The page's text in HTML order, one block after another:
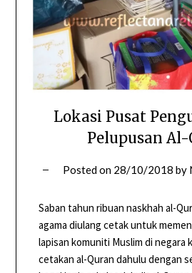
Lokasi Pusat
Pelupusan Al-
Posted on 28/10/2018 by
Saban tahun ribuan naskhah al-
agama diulang cetak untuk
lapisan komuniti Muslim di negara
cetakan al-Quran dahulu dengan